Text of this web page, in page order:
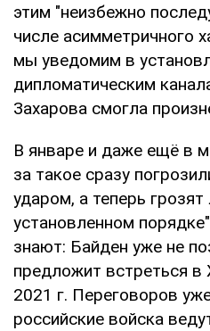
этим "неизбежно
числе асимметричного
мы уведомим в
дипломатическим
Захарова смогла
В январе и даже ещё в
за такое сразу
ударом, а теперь
установленном
знают: Байден уже не
предложит встреться в
2021 г. Переговоров
российские войска